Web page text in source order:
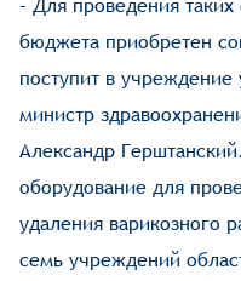
– Для проведения
бюджета приобретен
поступит в учреждение
министр
Александр
оборудование для
удаления варикозного
семь учреждений